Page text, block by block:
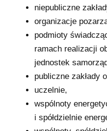
niepubliczne
organizacje
podmioty
ramach realizacji
jednostek
publiczne zakłady
uczelnie,
wspólnoty
i spółdzielnie